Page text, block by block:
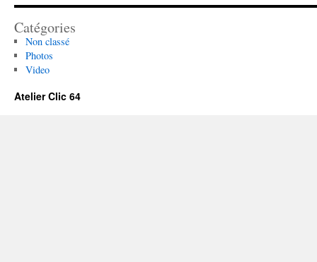
Catégories
Non classé
Photos
Video
Atelier Clic 64